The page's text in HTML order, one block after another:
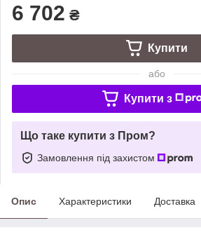
6 702 ₴
Купити
або
Купити з
Що таке купити з Пром?
Замовлення під захистом
Опис Характеристики Доставка